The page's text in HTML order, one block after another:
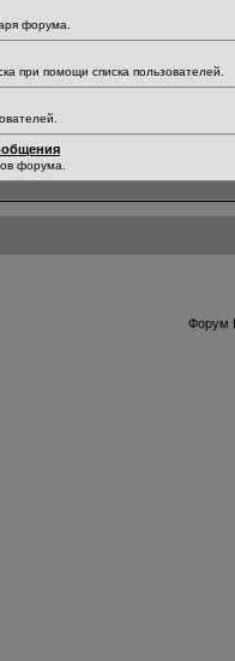
форума.
при помощи списка пользователей.
форума.
Форум